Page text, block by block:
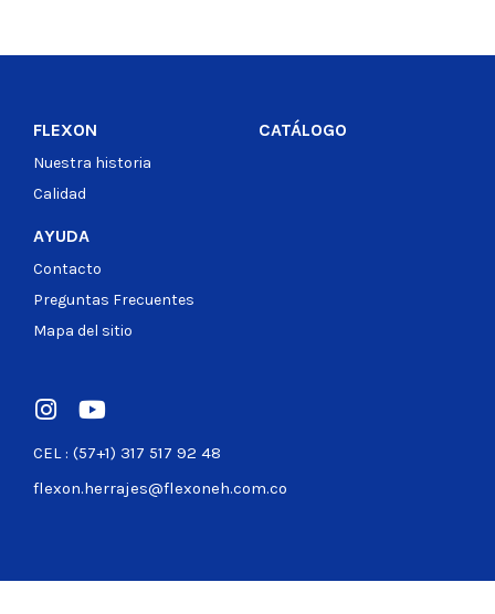
CEL : (57+1) 317 517 92 48
flexon.herrajes@flexoneh.com.co
FLEXON
Nuestra historia
Calidad
CATÁLOGO
AYUDA
Contacto
Preguntas Frecuentes
Mapa del sitio